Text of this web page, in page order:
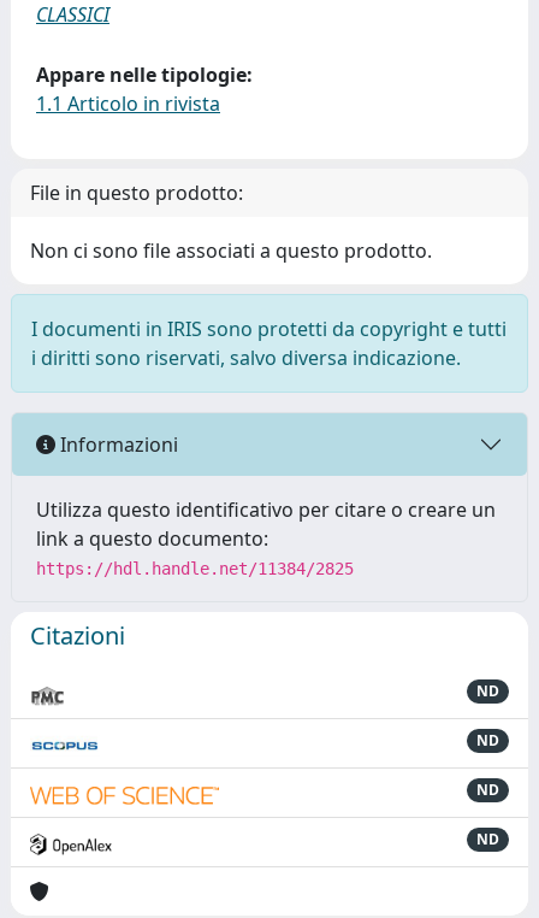
CLASSICI
Appare nelle tipologie:
1.1 Articolo in rivista
File in questo prodotto:
Non ci sono file associati a questo prodotto.
I documenti in IRIS sono protetti da copyright e tutti
i diritti sono riservati, salvo diversa indicazione.
Informazioni
Utilizza questo identificativo per citare o creare un
link a questo documento:
https://hdl.handle.net/11384/2825
Citazioni
ND
ND
ND
ND